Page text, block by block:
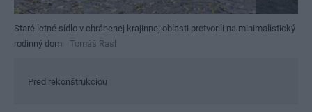
Staré letné sídlo v chránenej krajinnej oblasti pretvorili na minimalistický
rodinný dom
Tomáš Rasl
Pred rekonštrukciou